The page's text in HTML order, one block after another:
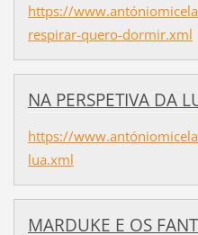
https://
respirar-quero-dormir.xml
NA PERSPETIVA DA
https://
lua.xml
MARDUKE E OS